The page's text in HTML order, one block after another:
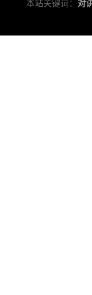
本站关键词： 对